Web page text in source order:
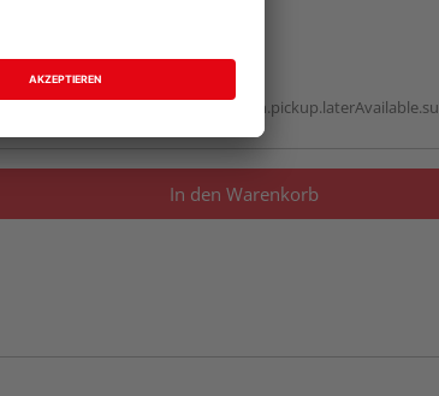
Auf Vorbestellung:
In den Warenkorb